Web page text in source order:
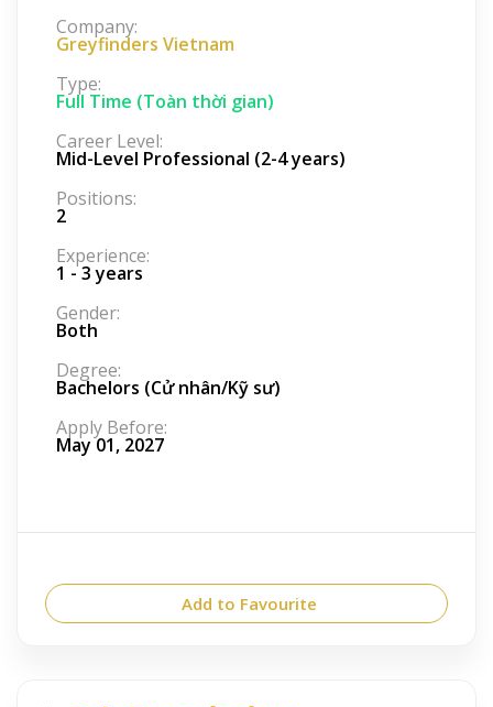
Company:
Greyfinders Vietnam
Type:
Full Time (Toàn thời gian)
Career Level:
Mid-Level Professional (2-4 years)
Positions:
2
Experience:
1 - 3 years
Gender:
Both
Degree:
Bachelors (Cử nhân/Kỹ sư)
Apply Before:
May 01, 2027
Add to Favourite